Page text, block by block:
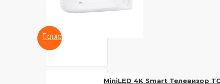
QUICKVIEW
MiniLED 4K Smart Телевизор